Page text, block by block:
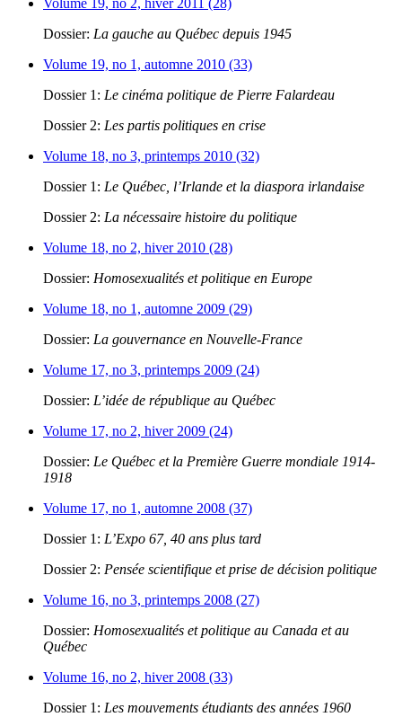
Dossier: La gauche au Québec depuis 1945
Volume 19, no 1, automne 2010 (33)
Dossier 1: Le cinéma politique de Pierre Falardeau
Dossier 2: Les partis politiques en crise
Volume 18, no 3, printemps 2010 (32)
Dossier 1: Le Québec, l’Irlande et la diaspora irlandaise
Dossier 2: La nécessaire histoire du politique
Volume 18, no 2, hiver 2010 (28)
Dossier: Homosexualités et politique en Europe
Volume 18, no 1, automne 2009 (29)
Dossier: La gouvernance en Nouvelle-France
Volume 17, no 3, printemps 2009 (24)
Dossier: L’idée de république au Québec
Volume 17, no 2, hiver 2009 (24)
Dossier: Le Québec et la Première Guerre mondiale 1914-
1918
Volume 17, no 1, automne 2008 (37)
Dossier 1: L’Expo 67, 40 ans plus tard
Dossier 2: Pensée scientifique et prise de décision politique
Volume 16, no 3, printemps 2008 (27)
Dossier: Homosexualités et politique au Canada et au
Québec
Volume 16, no 2, hiver 2008 (33)
Dossier 1: Les mouvements étudiants des années 1960